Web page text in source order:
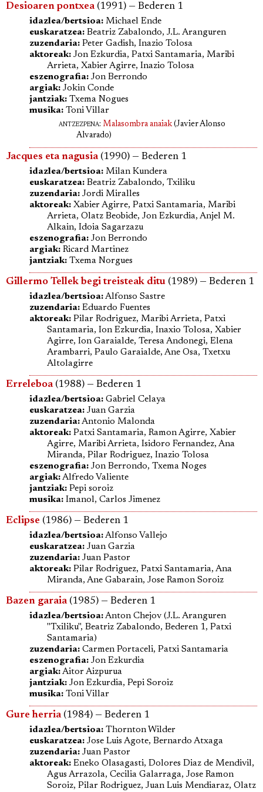
Desioaren pontxea(1991) — Bederen 1
idazlea/bertsioa: Michael Ende
euskaratzea: Beatriz Zabalondo, J.L. Aranguren
zuzendaria: Peter Gadish, Inazio Tolosa
aktoreak: Jon Ezkurdia, Patxi Santamaria, Maribi
Arrieta, Xabier Agirre, Inazio Tolosa
eszenografia: Jon Berrondo
argiak: Jokin Conde
jantziak: Txema Nogues
musika: Toni Villar
antzezpena: Malasombra anaiak(Javier Alonso
Alvarado)
Jacques eta nagusia(1990) — Bederen 1
idazlea/bertsioa: Milan Kundera
euskaratzea: Beatriz Zabalondo, Txiliku
zuzendaria: Jordi Miralles
aktoreak: Xabier Agirre, Patxi Santamaria, Maribi
Arrieta, Olatz Beobide, Jon Ezkurdia, Anjel M.
Alkain, Idoia Sagarzazu
eszenografia: Jon Berrondo
argiak: Ricard Martinez
jantziak: Txema Norgues
Gillermo Tellek begi treisteak ditu (1989) — Bederen 1
idazlea/bertsioa:Alfonso Sastre
zuzendaria: Eduardo Fuentes
aktoreak: Pilar Rodriguez, Maribi Arrieta, Patxi
Santamaria, Ion Ezkurdia, Inaxio Tolosa, Xabier
Agirre, Ion Garaialde, Teresa Andonegi, Elena
Arambarri, Paulo Garaialde, Ane Osa, Txetxu
Altolagirre
Erreleboa(1988) — Bederen 1
idazlea/bertsioa: Gabriel Celaya
euskaratzea: Juan Garzia
zuzendaria:Antonio Malonda
aktoreak: Patxi Santamaria, Ramon Agirre, Xabier
Agirre, Maribi Arrieta, Isidoro Fernandez, Ana
Miranda, Pilar Rodriguez, Inazio Tolosa
eszenografia: Jon Berrondo, Txema Noges
argiak:Alfredo Valiente
jantziak: Pepi soroiz
musika: Imanol, Carlos Jimenez
Eclipse (1986) — Bederen 1
idazlea/bertsioa:Alfonso Vallejo
euskaratzea: Juan Garzia
zuzendaria: Juan Pastor
aktoreak: Pilar Rodriguez, Patxi Santamaria, Ana
Miranda, Ane Gabarain, Jose Ramon Soroiz
Bazen garaia(1985) — Bederen 1
idazlea/bertsioa:Anton Chejov (J.L. Aranguren
"Txiliku", Beatriz Zabalondo, Bederen 1, Patxi
Santamaria)
zuzendaria: Carmen Portaceli, Patxi Santamaria
eszenografia: Jon Ezkurdia
argiak:Aitor Aizpurua
jantziak: Jon Ezkurdia, Pepi Soroiz
musika: Toni Villar
Gure herria(1984) — Bederen 1
idazlea/bertsioa: Thornton Wilder
euskaratzea: Jose Luis Agote, Bernardo Atxaga
zuzendaria: Juan Pastor
aktoreak: Eneko Olasagasti, Dolores Diaz de Mendivil,
Agus Arrazola, Cecilia Galarraga, Jose Ramon
Soroiz, Pilar Rodriguez, Juan Luis Mendiaraz, Olatz